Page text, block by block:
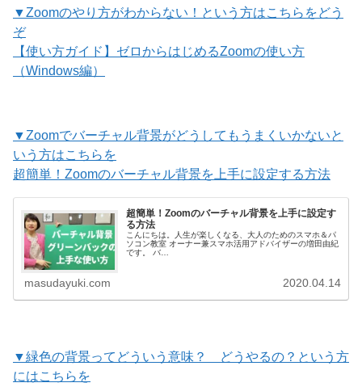
▼Zoomのやり方がわからない！という方はこちらをどう
ぞ
【使い方ガイド】ゼロからはじめるZoomの使い方
（Windows編）
▼Zoomでバーチャル背景がどうしてもうまくいかないと
いう方はこちらを
超簡単！Zoomのバーチャル背景を上手に設定する方法
超簡単！Zoomのバーチャル背景を上手に設定す
る方法
こんにちは。人生が楽しくなる、大人のためのスマホ＆パ
ソコン教室 オーナー兼スマホ活用アドバイザーの増田由紀
です。 バ…
masudayuki.com 2020.04.14
▼緑色の背景ってどういう意味？ どうやるの？という方
にはこちらを